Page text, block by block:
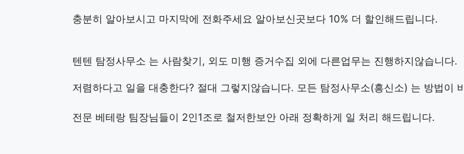
충분히 알아보시고 마지막에 전화주세요 알아보신곳보다 10% 더 할인해드립니다.
텐텐 탐정사무소 는 사람찾기, 외도 미행 증거수집 외에 다른업무는 진행하지않습니다.
저렴하다고 일을 대충한다? 절대 그렇지않습니다. 모든 탐정사무소(흥신소) 는 방법이
전문 베테랑 팀장님들이 2인1조로 철저한보안 아래 정확하게 일 처리 해드립니다.